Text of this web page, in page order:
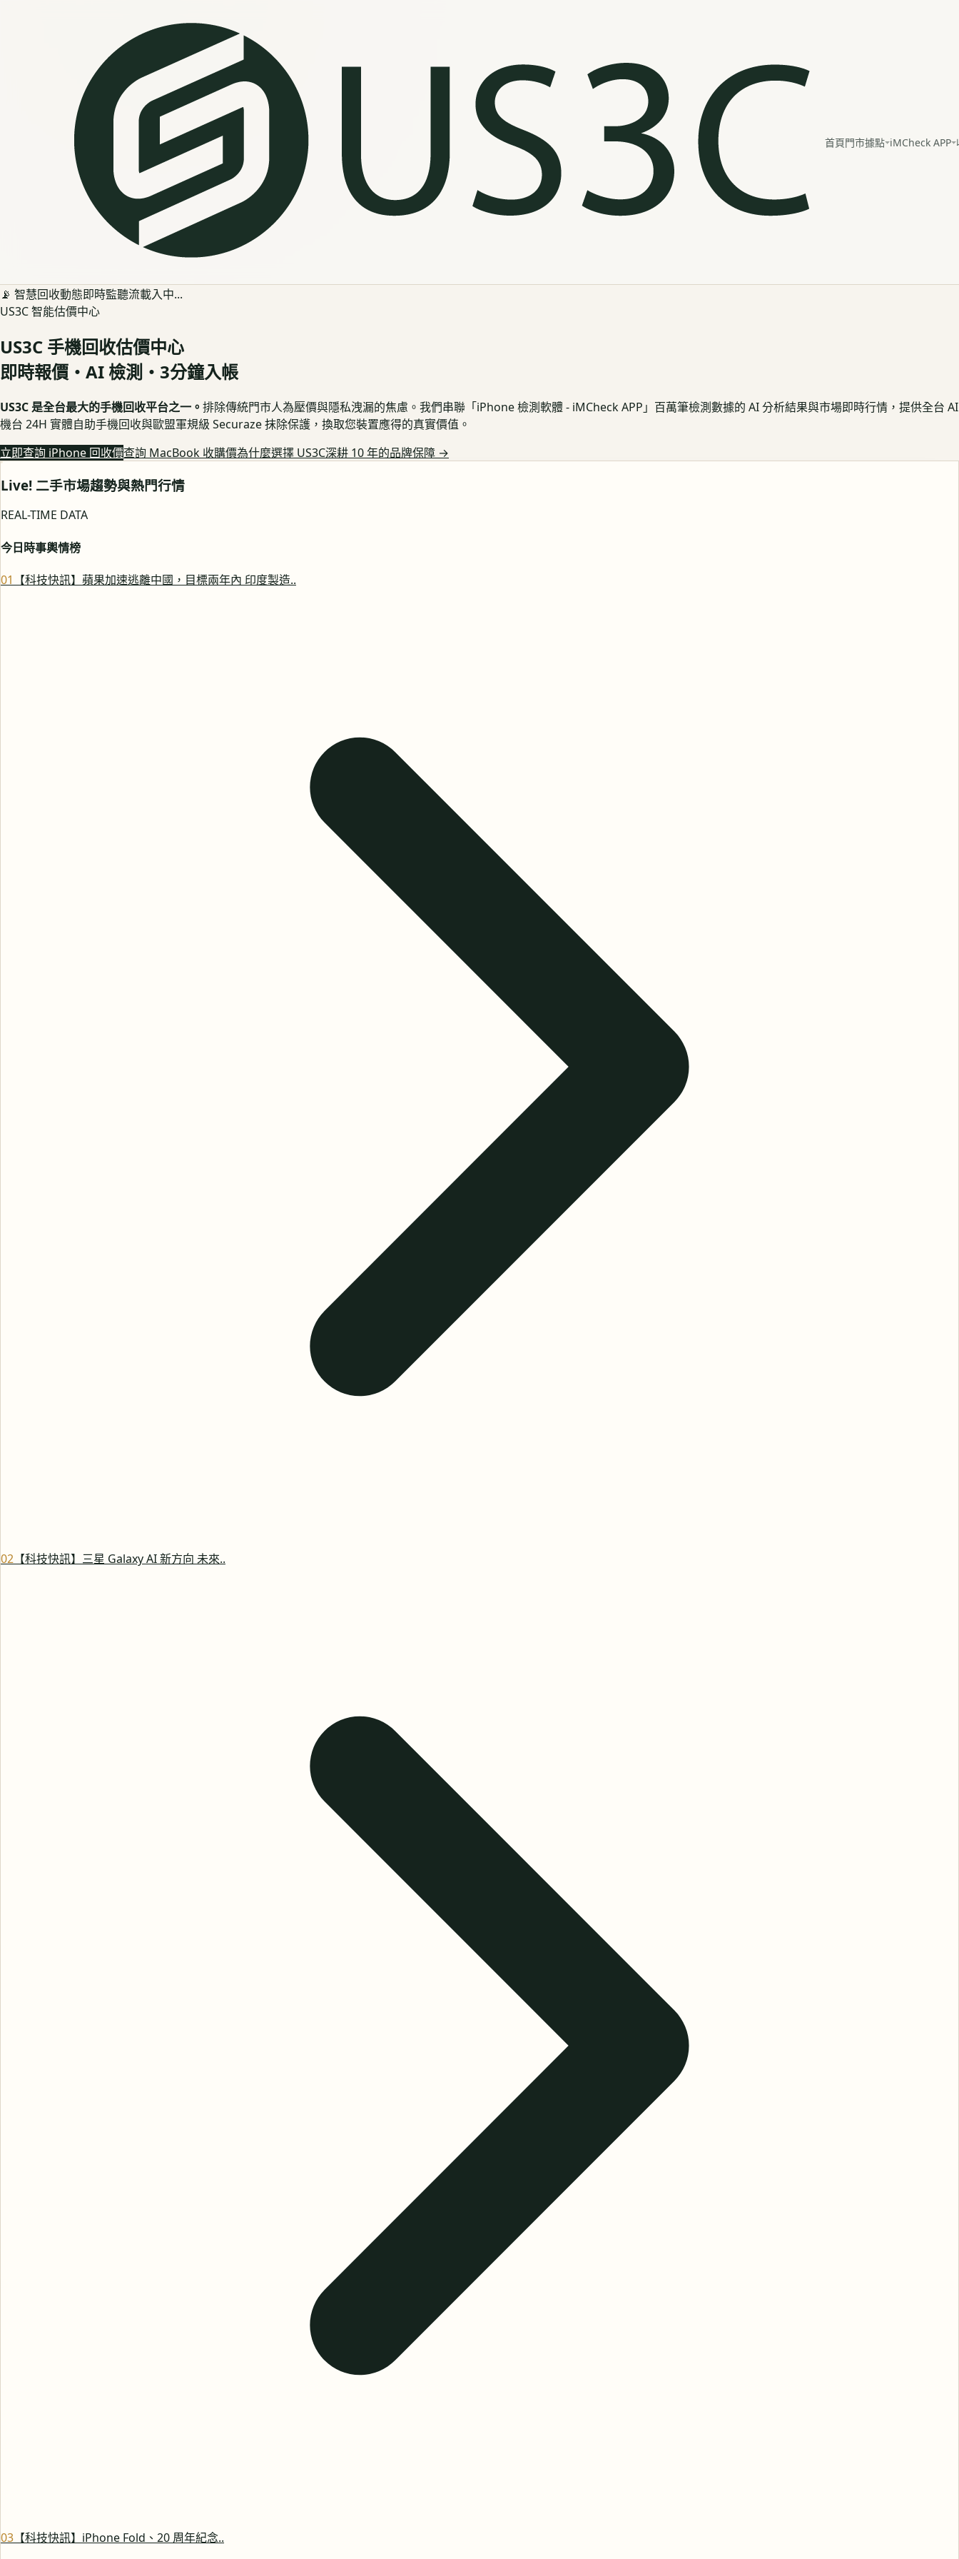
首頁門市據點 iMCheck APP
📡 智慧回收動態即時監聽流載入中...
US3C 智能估價中心
US3C 手機回收估價中心
即時報價・AI 檢測・3分鐘入帳
US3C 是全台最大的手機回收平台之一。 排除傳統門市人為壓價與隱私洩漏的焦慮。我們串聯「iPhone 檢測軟體 - iMCheck APP」百萬筆檢測數據的 AI 分析結果與市場即時行情，提供全台 AI
機台 24H 實體自助手機回收與歐盟軍規級 Securaze 抹除保護，換取您裝置應得的真實價值。
立即查詢 iPhone 回收價查詢 MacBook 收購價為什麼選擇 US3C深耕 10 年的品牌保障 →
Live! 二手市場趨勢與熱門行情
REAL-TIME DATA
今日時事輿情榜
01 【科技快訊】蘋果加速逃離中國，目標兩年內 印度製造..
02 【科技快訊】三星 Galaxy AI 新方向 未來..
03 【科技快訊】iPhone Fold、20 周年紀念..